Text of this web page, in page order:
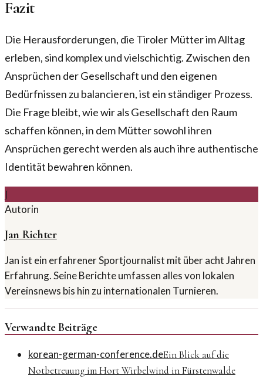
Fazit
Die Herausforderungen, die Tiroler Mütter im Alltag
erleben, sind komplex und vielschichtig. Zwischen den
Ansprüchen der Gesellschaft und den eigenen
Bedürfnissen zu balancieren, ist ein ständiger Prozess.
Die Frage bleibt, wie wir als Gesellschaft den Raum
schaffen können, in dem Mütter sowohl ihren
Ansprüchen gerecht werden als auch ihre authentische
Identität bewahren können.
J
Autorin
Jan Richter
Jan ist ein erfahrener Sportjournalist mit über acht Jahren
Erfahrung. Seine Berichte umfassen alles von lokalen
Vereinsnews bis hin zu internationalen Turnieren.
Verwandte Beiträge
korean-german-conference.deEin Blick auf die
Notbetreuung im Hort Wirbelwind in Fürstenwalde